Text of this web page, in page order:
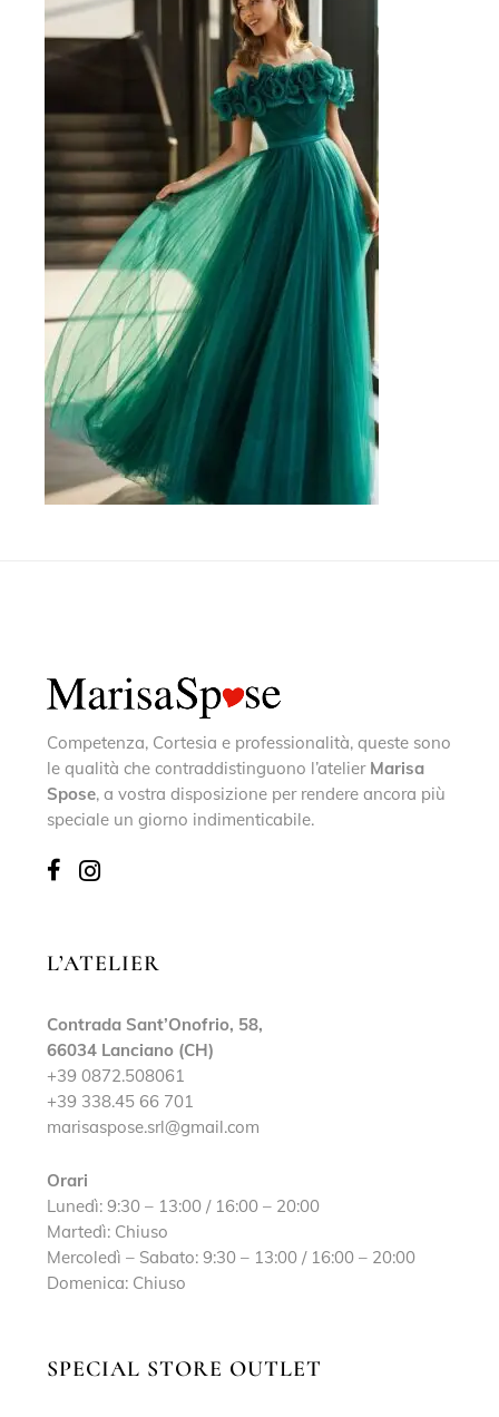
Competenza, Cortesia e professionalità, queste sono
le qualità che contraddistinguono l’atelier Marisa
Spose, a vostra disposizione per rendere ancora più
speciale un giorno indimenticabile.
L’ATELIER
Contrada Sant’Onofrio, 58,
66034 Lanciano (CH)
+39 0872.508061
+39 338.45 66 701
marisaspose.srl@gmail.com
Orari
Lunedì: 9:30 – 13:00 / 16:00 – 20:00
Martedì: Chiuso
Mercoledì – Sabato: 9:30 – 13:00 / 16:00 – 20:00
Domenica: Chiuso
SPECIAL STORE OUTLET